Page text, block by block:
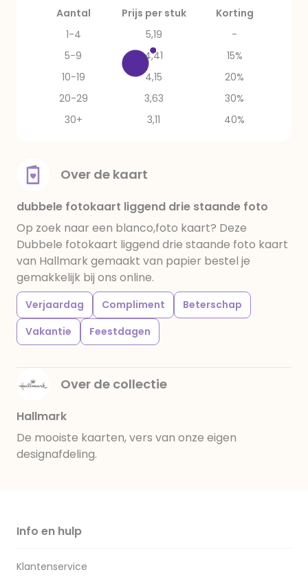
Aantal Prijs per stuk
Korting
1-4
5,19
-
5-9
4,41
15%
10-19
4,15
20%
20-29
3,63
30%
30+
3,11 40%
Over de kaart
dubbele fotokaart liggend drie staande foto
Op zoek naar een blanco,foto kaart? Deze
Dubbele fotokaart liggend drie staande foto kaart
van Hallmark gemaakt van papier bestel je
gemakkelijk bij ons online.
Verjaardag Compliment
Beterschap
Vakantie
Feestdagen
Over de collectie
Hallmark
De mooiste kaarten, vers van onze eigen
designafdeling.
Info en hulp
Klantenservice